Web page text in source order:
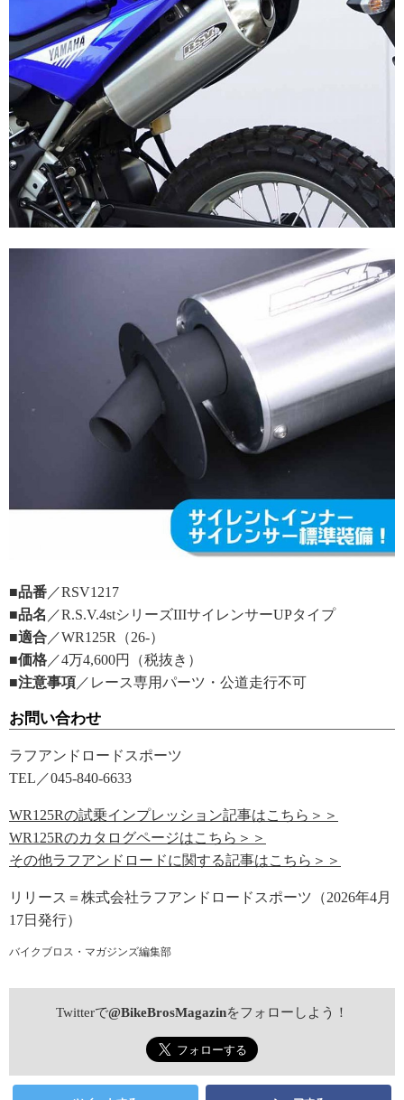
■品番 ／RSV1217
■品名 ／R.S.V.4stシリーズIIIサイレンサーUPタイプ
■適合 ／WR125R（26-）
■価格 ／4万4,600円（税抜き）
■注意事項 ／レース専用パーツ・公道走行不可
お問い合わせ
ラフアンドロードスポーツ
TEL／045-840-6633
WR125Rの試乗インプレッション記事はこちら＞＞
WR125Rのカタログページはこちら＞＞
その他ラフアンドロードに関する記事はこちら＞＞
リリース＝株式会社ラフアンドロードスポーツ（2026年4月
17日発行）
バイクブロス・マガジンズ編集部
Twitterで@BikeBrosMagazinをフォローしよう！